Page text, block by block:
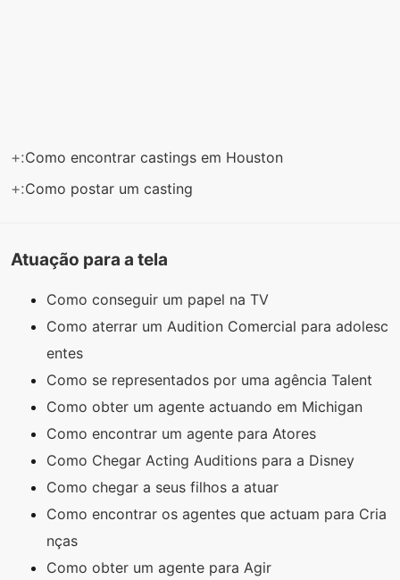
+:Como encontrar castings em Houston
+:Como postar um casting
Atuação para a tela
Como conseguir um papel na TV
Como aterrar um Audition Comercial para adolesc
entes
Como se representados por uma agência Talent
Como obter um agente actuando em Michigan
Como encontrar um agente para Atores
Como Chegar Acting Auditions para a Disney
Como chegar a seus filhos a atuar
Como encontrar os agentes que actuam para Cria
nças
Como obter um agente para Agir